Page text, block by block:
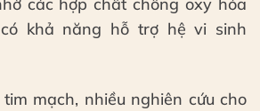
khả năng hỗ trợ hệ vi sinh
mạch, nhiều nghiên cứu cho